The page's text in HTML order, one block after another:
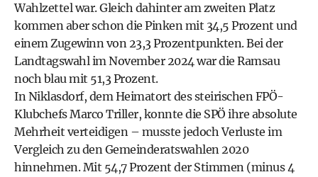
Wahlzettel war. Gleich dahinter am zweiten Platz
kommen aber schon die Pinken mit 34,5 Prozent und
einem Zugewinn von 23,3 Prozentpunkten. Bei der
Landtagswahl im November 2024 war die Ramsau
noch blau mit 51,3 Prozent.
In Niklasdorf, dem Heimatort des steirischen FPÖ-
Klubchefs Marco Triller, konnte die SPÖ ihre absolute
Mehrheit verteidigen – musste jedoch Verluste im
Vergleich zu den Gemeinderatswahlen 2020
hinnehmen. Mit 54,7 Prozent der Stimmen (minus 4